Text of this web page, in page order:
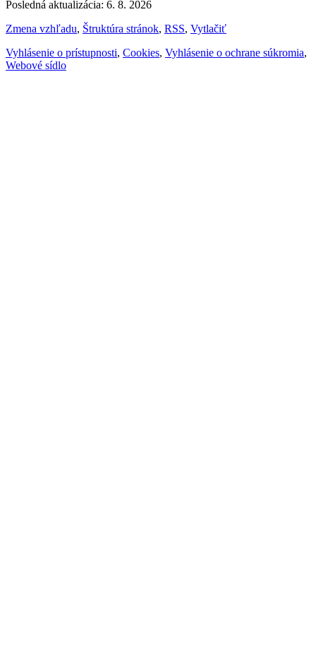
Posledná aktualizácia: 6. 8. 2026
Zmena vzhľadu, Štruktúra stránok, RSS, Vytlačiť
Vyhlásenie o prístupnosti, Cookies, Vyhlásenie o ochrane súkromia,
Webové sídlo